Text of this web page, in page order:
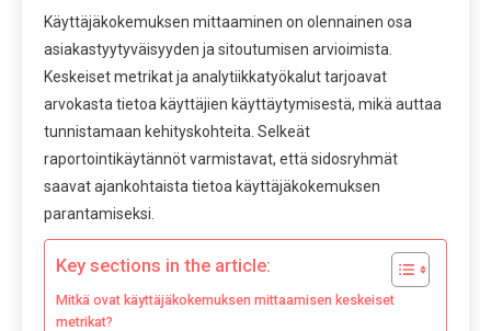
Käyttäjäkokemuksen mittaaminen on olennainen osa
asiakastyytyväisyyden ja sitoutumisen arvioimista.
Keskeiset metrikat ja analytiikkatyökalut tarjoavat
arvokasta tietoa käyttäjien käyttäytymisestä, mikä auttaa
tunnistamaan kehityskohteita. Selkeät
raportointikäytännöt varmistavat, että sidosryhmät
saavat ajankohtaista tietoa käyttäjäkokemuksen
parantamiseksi.
Key sections in the article:
Mitkä ovat käyttäjäkokemuksen mittaamisen keskeiset
metrikat?